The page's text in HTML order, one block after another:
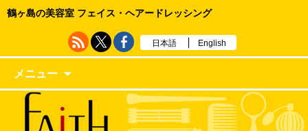
鶴ヶ島の美容室 フェイス・ヘアードレッシング
日本語 English
メニュー